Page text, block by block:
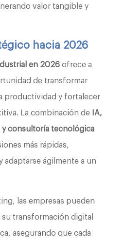
valor tangible y
hacia 2026
en 2026ofrece a
de transformar
productividad y fortalecer
La combinación de IA,
y consultoría tecnológica
más rápidas,
adaptarse ágilmente a un
las empresas pueden
transformación digital
asegurando que cada